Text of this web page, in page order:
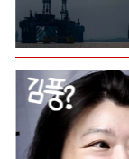
수품도 이란에 은밀
시장이 예상보다 극
됐다. 그러나 최근
은밀한 전쟁이 더 이
있음을 시사한다.